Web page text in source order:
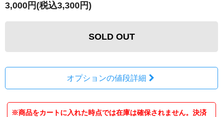
3,000円(税込3,300円)
SOLD OUT
オプションの値段詳細
※商品をカートに入れた時点では在庫は確保されません。決済